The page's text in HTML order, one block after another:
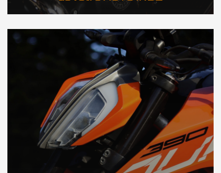
DÉCOUVREZ NOTRE IMPORTATION moto en Inde